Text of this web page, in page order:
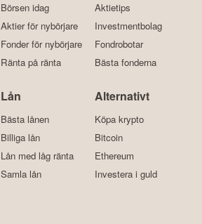
Börsen idag
Aktier för nybörjare
Fonder för nybörjare
Ränta på ränta
Aktietips
Investmentbolag
Fondrobotar
Bästa fonderna
Lån
Bästa lånen
Billiga lån
Lån med låg ränta
Samla lån
Alternativt
Köpa krypto
Bitcoin
Ethereum
Investera i guld